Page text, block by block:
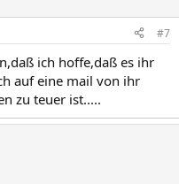
#7
ich hoffe,daß es ihr
auf eine mail von ihr
zu teuer ist.....